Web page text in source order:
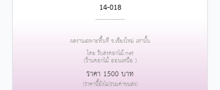
14-018
....................
ผลงานเฉพาะพื้นที่ จ.เชียงใหม่ เท่านั้น
โดย รับส่งดอกไม้.net
(ร้านดอกไม้ ออนเหนือ )
ราคา 1500 บาท
(ราคานี้ยังไม่รวมค่าขนส่ง)